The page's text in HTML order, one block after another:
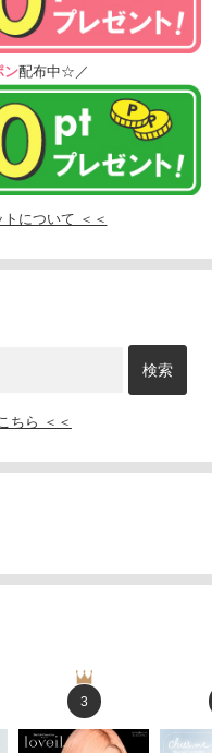
ン配布中☆／
について ＜＜
ちら ＜＜
3